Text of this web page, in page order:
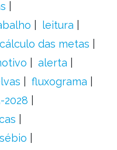
leitura
cálculo das metas
alerta
fluxograma
2028